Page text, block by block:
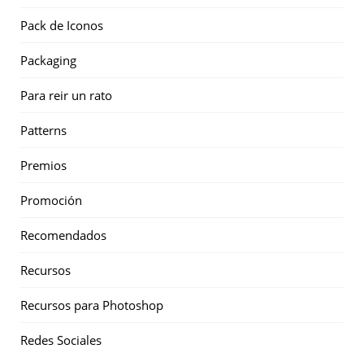
Pack de Iconos
Packaging
Para reir un rato
Patterns
Premios
Promoción
Recomendados
Recursos
Recursos para Photoshop
Redes Sociales